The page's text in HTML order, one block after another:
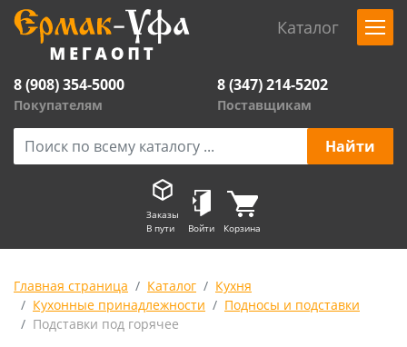
Каталог
8 (908) 354-5000
Покупателям
8 (347) 214-5202
Поставщикам
Заказы
В пути
Войти Корзина
Главная страница Каталог
Кухня
Кухонные принадлежности
Подносы и подставки
Подставки под горячее